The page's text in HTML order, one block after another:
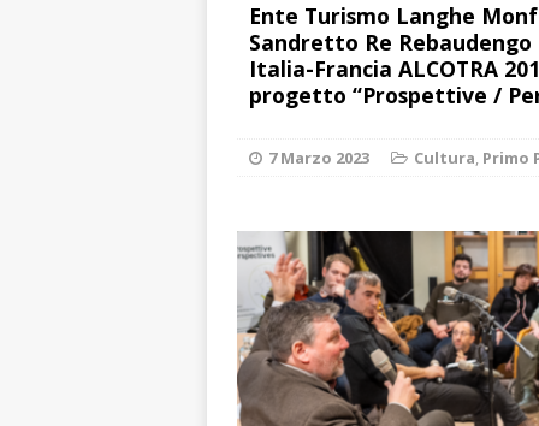
visita al
[ 8 Agosto 2026 ]
[ 8 Agosto 2026 ]
Ente Turismo Langhe
Sandretto Re
Italia-Francia ALCOTRA
progetto “Prospettive /
7 Marzo 2023 Cultura, Primo